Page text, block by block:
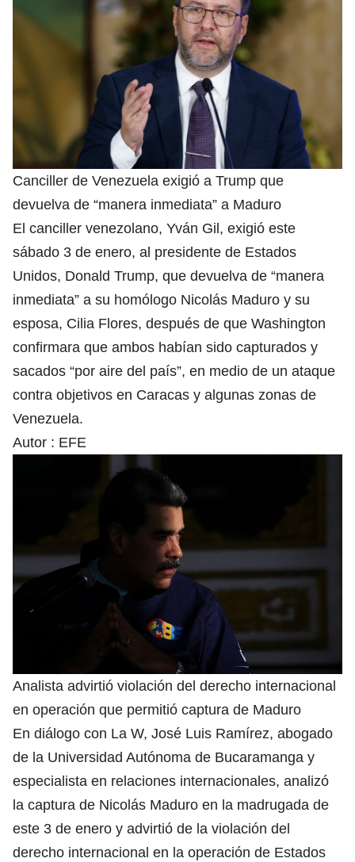
Canciller de Venezuela exigió a Trump que
devuelva de “manera inmediata” a Maduro
El canciller venezolano, Yván Gil, exigió este
sábado 3 de enero, al presidente de Estados
Unidos, Donald Trump, que devuelva de “manera
inmediata” a su homólogo Nicolás Maduro y su
esposa, Cilia Flores, después de que Washington
confirmara que ambos habían sido capturados y
sacados “por aire del país”, en medio de un ataque
contra objetivos en Caracas y algunas zonas de
Venezuela.
Autor : EFE
Analista advirtió violación del derecho internacional
en operación que permitió captura de Maduro
En diálogo con La W, José Luis Ramírez, abogado
de la Universidad Autónoma de Bucaramanga y
especialista en relaciones internacionales, analizó
la captura de Nicolás Maduro en la madrugada de
este 3 de enero y advirtió de la violación del
derecho internacional en la operación de Estados